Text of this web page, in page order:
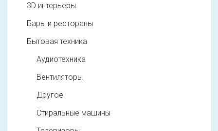
3D интерьеры
Бары и рестораны
Бытовая техника
Аудиотехника
Вентиляторы
Другое
Стиральные машины